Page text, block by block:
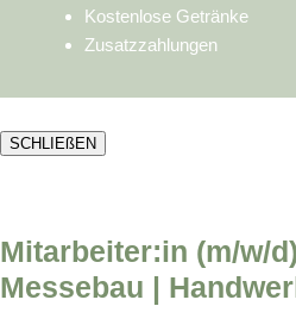
Kostenlose Getränke
Zusatzzahlungen
SCHLIEßEN
Mitarbeiter:in (m/w/
Messebau |